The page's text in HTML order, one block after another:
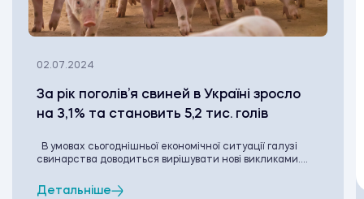
02.07.2024
За рік поголів’я свиней в Україні зросло
на 3,1% та становить 5,2 тис. голів
В умовах сьогоднішньої економічної ситуації галузі
свинарства доводиться вирішувати нові викликами....
Детальніше